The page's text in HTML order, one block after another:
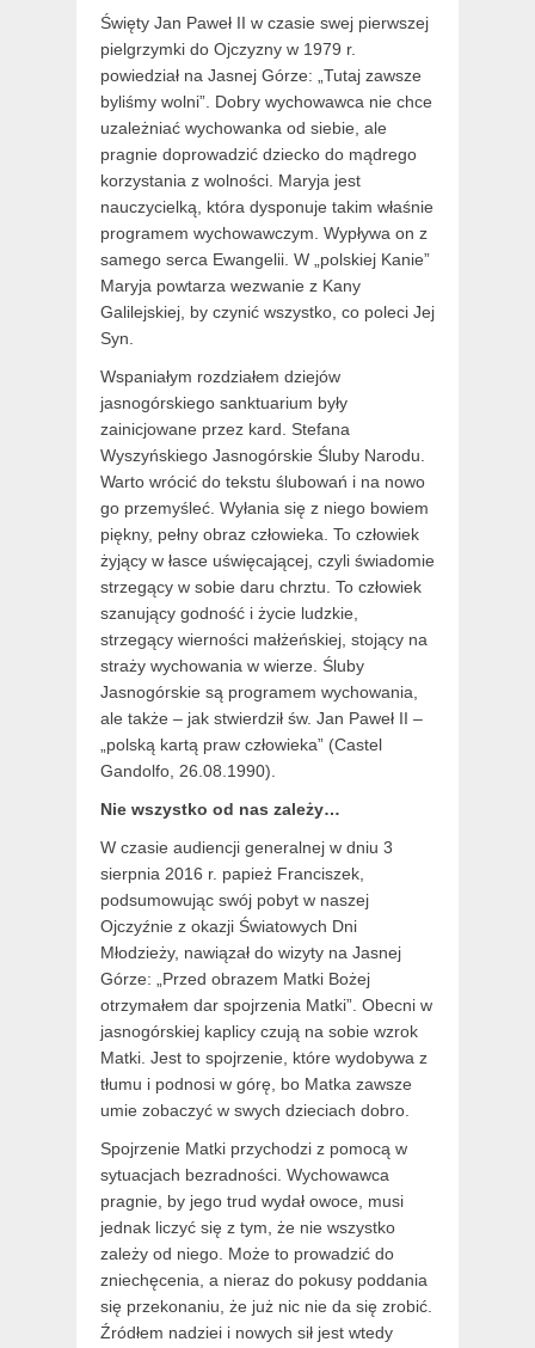
Święty Jan Paweł II w czasie swej pierwszej
pielgrzymki do Ojczyzny w 1979 r.
powiedział na Jasnej Górze: „Tutaj zawsze
byliśmy wolni”. Dobry wychowawca nie chce
uzależniać wychowanka od siebie, ale
pragnie doprowadzić dziecko do mądrego
korzystania z wolności. Maryja jest
nauczycielką, która dysponuje takim właśnie
programem wychowawczym. Wypływa on z
samego serca Ewangelii. W „polskiej Kanie”
Maryja powtarza wezwanie z Kany
Galilejskiej, by czynić wszystko, co poleci Jej
Syn.
Wspaniałym rozdziałem dziejów
jasnogórskiego sanktuarium były
zainicjowane przez kard. Stefana
Wyszyńskiego Jasnogórskie Śluby Narodu.
Warto wrócić do tekstu ślubowań i na nowo
go przemyśleć. Wyłania się z niego bowiem
piękny, pełny obraz człowieka. To człowiek
żyjący w łasce uświęcającej, czyli świadomie
strzegący w sobie daru chrztu. To człowiek
szanujący godność i życie ludzkie,
strzegący wierności małżeńskiej, stojący na
straży wychowania w wierze. Śluby
Jasnogórskie są programem wychowania,
ale także – jak stwierdził św. Jan Paweł II –
„polską kartą praw człowieka” (Castel
Gandolfo, 26.08.1990).
Nie wszystko od nas zależy…
W czasie audiencji generalnej w dniu 3
sierpnia 2016 r. papież Franciszek,
podsumowując swój pobyt w naszej
Ojczyźnie z okazji Światowych Dni
Młodzieży, nawiązał do wizyty na Jasnej
Górze: „Przed obrazem Matki Bożej
otrzymałem dar spojrzenia Matki”. Obecni w
jasnogórskiej kaplicy czują na sobie wzrok
Matki. Jest to spojrzenie, które wydobywa z
tłumu i podnosi w górę, bo Matka zawsze
umie zobaczyć w swych dzieciach dobro.
Spojrzenie Matki przychodzi z pomocą w
sytuacjach bezradności. Wychowawca
pragnie, by jego trud wydał owoce, musi
jednak liczyć się z tym, że nie wszystko
zależy od niego. Może to prowadzić do
zniechęcenia, a nieraz do pokusy poddania
się przekonaniu, że już nic nie da się zrobić.
Źródłem nadziei i nowych sił jest wtedy